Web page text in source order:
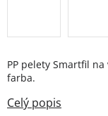
PP pelety Smartfil
farba.